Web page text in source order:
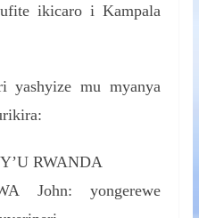
ikicaro i Kampala
yashyize mu myanya
RWANDA
John: yongerewe